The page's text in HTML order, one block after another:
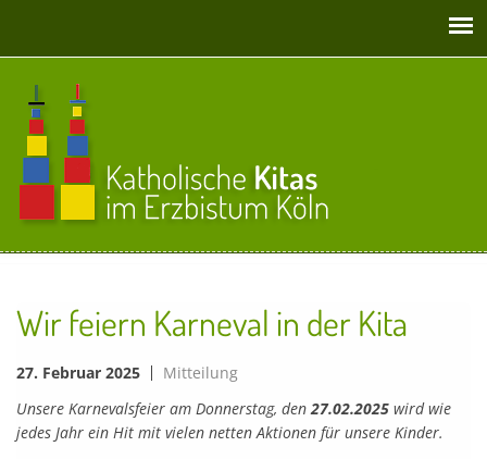
Wir feiern Karneval in der Kita
27. Februar 2025
Mitteilung
Unsere Karnevalsfeier am Donnerstag, den27.02.2025 wird wie
jedes Jahr ein Hit mit vielen netten Aktionen für unsere Kinder.